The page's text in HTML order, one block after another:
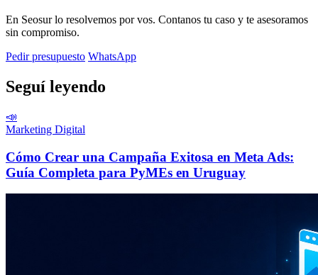
En Seosur lo resolvemos por vos. Contanos tu caso y te asesoramos
sin compromiso.
Pedir presupuesto WhatsApp
Seguí leyendo
📣
Marketing Digital
Cómo Crear una Campaña Exitosa en Meta Ads:
Guía Completa para PyMEs en Uruguay